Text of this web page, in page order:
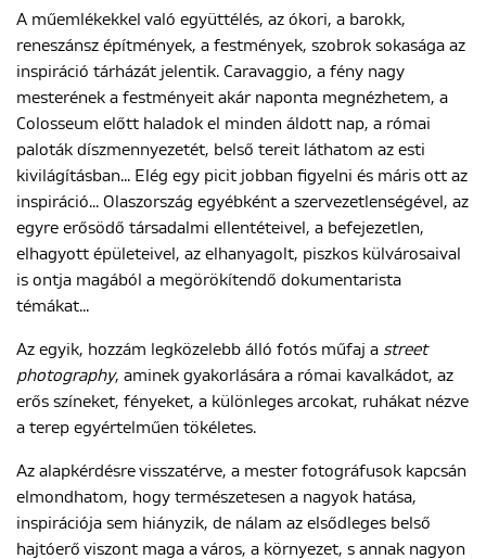
A műemlékekkel való együttélés, az ókori, a barokk,
reneszánsz építmények, a festmények, szobrok sokasága az
inspiráció tárházát jelentik. Caravaggio, a fény nagy
mesterének a festményeit akár naponta megnézhetem, a
Colosseum előtt haladok el minden áldott nap, a római
paloták díszmennyezetét, belső tereit láthatom az esti
kivilágításban... Elég egy picit jobban figyelni és máris ott az
inspiráció... Olaszország egyébként a szervezetlenségével, az
egyre erősödő társadalmi ellentéteivel, a befejezetlen,
elhagyott épületeivel, az elhanyagolt, piszkos külvárosaival
is ontja magából a megörökítendő dokumentarista
témákat...
Az egyik, hozzám legközelebb álló fotós műfaj a street
photography, aminek gyakorlására a római kavalkádot, az
erős színeket, fényeket, a különleges arcokat, ruhákat nézve
a terep egyértelműen tökéletes.
Az alapkérdésre visszatérve, a mester fotográfusok kapcsán
elmondhatom, hogy természetesen a nagyok hatása,
inspirációja sem hiányzik, de nálam az elsődleges belső
hajtóerő viszont maga a város, a környezet, s annak nagyon